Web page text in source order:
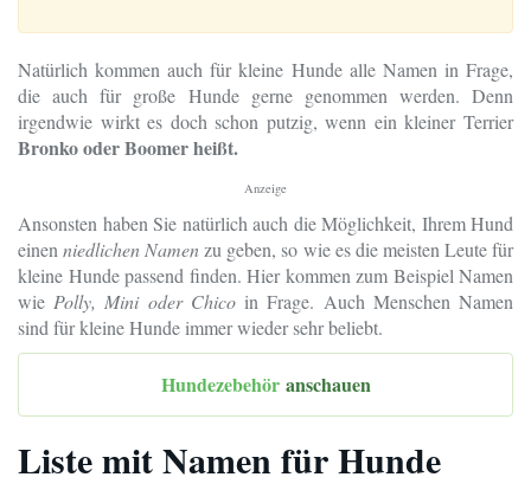
Natürlich kommen auch für kleine Hunde alle Namen in Frage,
die auch für große Hunde gerne genommen werden. Denn
irgendwie wirkt es doch schon putzig, wenn ein kleiner Terrier
Bronko oder Boomer heißt.
Anzeige
Ansonsten haben Sie natürlich auch die Möglichkeit, Ihrem Hund
einenniedlichen Namen zu geben, so wie es die meisten Leute für
kleine Hunde passend finden. Hier kommen zum Beispiel Namen
wie Polly, Mini oder Chicoin Frage. Auch Menschen Namen
sind für kleine Hunde immer wieder sehr beliebt.
Hundezebehöranschauen
Liste mit Namen für Hunde